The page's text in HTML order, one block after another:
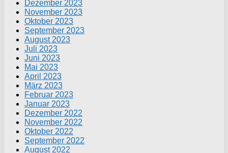
Dezember 2023
November 2023
Oktober 2023
September 2023
August 2023
Juli 2023
Juni 2023
Mai 2023
April 2023
März 2023
Februar 2023
Januar 2023
Dezember 2022
November 2022
Oktober 2022
September 2022
August 2022